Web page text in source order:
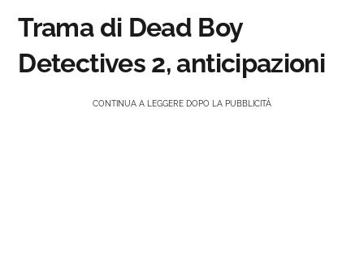
Trama di Dead Boy
Detectives 2, anticipazioni
CONTINUA A LEGGERE DOPO LA PUBBLICITÀ